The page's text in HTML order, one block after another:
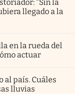
“Sin la
llegado a la
en la rueda del
actuar
al país. Cuáles
lluvias